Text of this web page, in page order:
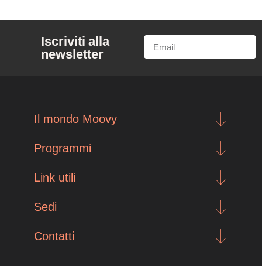
Iscriviti alla
newsletter
Il mondo Moovy
Programmi
Link utili
Sedi
Contatti